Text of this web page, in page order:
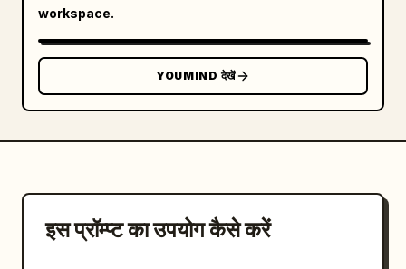
workspace.
YOUMIND देखें
इस प्रॉम्प्ट का उपयोग कैसे करें